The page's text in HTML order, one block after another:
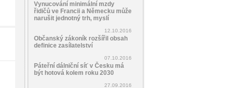
Vynucování minimální mzdy
řidičů ve Francii a Německu může
narušit jednotný trh, myslí
12.10.2016
Občanský zákoník rozšířil obsah
definice zasílatelství
07.10.2016
Páteřní dálniční síť v Česku má
být hotová kolem roku 2030
27.09.2016